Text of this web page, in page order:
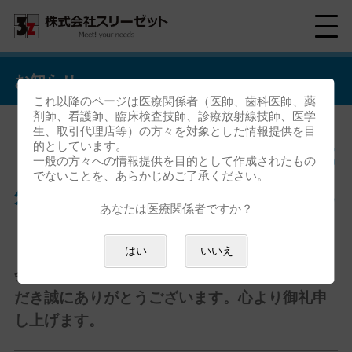
お知らせ
「第39回日本耳鼻咽喉科頭頸部
外科学会秋季大会」ご来場御礼
第39回日本耳鼻咽喉科頭頸部外科 秋季大
会
だき誠にありがとうございます。心より御礼申
し上げます。
これ以降のページは医療関係者（医師、歯科医師、薬
剤師、看護師、臨床検査技師、診療放射線技師、医学
生、取引代理店等）の方々を対象とした情報提供を目
的としています。
一般の方々への情報提供を目的として作成されたもの
でないことを、あらかじめご了承ください。
あなたは医療関係者ですか？
はい いいえ